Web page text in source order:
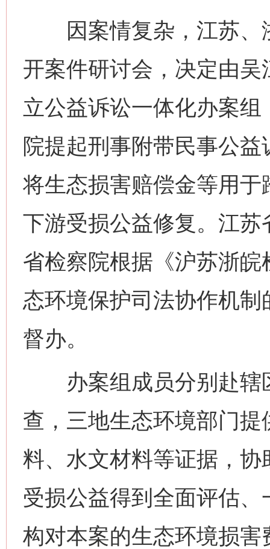
因案情复杂，江苏、
开案件研讨会，决定由
立公益诉讼一体化办案
院提起刑事附带民事公
将生态损害赔偿金等用
下游受损公益修复。江
省检察院根据《沪苏浙
态环境保护司法协作机
督办。
办案组成员分别赴辖
查，三地生态环境部门
料、水文材料等证据，
受损公益得到全面评估
构对本案的生态环境损